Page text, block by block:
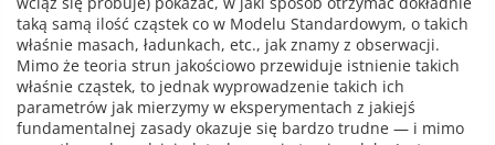
taką samą ilość cząstek co w Modelu Standardowym, o takich
właśnie masach, ładunkach, etc., jak znamy z obserwacji.
Mimo że teoria strun jakościowo przewiduje istnienie takich
właśnie cząstek, to jednak wyprowadzenie takich ich
parametrów jak mierzymy w eksperymentach z jakiejś
fundamentalnej zasady okazuje się bardzo trudne — i mimo